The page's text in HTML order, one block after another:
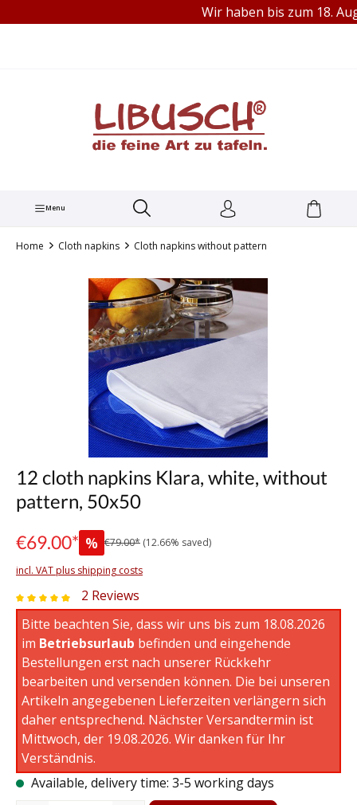
TEL.: +49 251 60656913Wir haben bis zum 18.
Menu
Home Cloth napkins Cloth napkins without pattern
Skip image gallery
12 cloth napkins Klara, white, without
pattern, 50x50
€69.00* % €79.00* (12.66% saved)
incl. VAT plus shipping costs
Average rating of 5 out of 5 stars
2 Reviews
Bitte beachten Sie, dass wir uns bis zum 18.08.2026
im Betriebsurlaub befinden und eingehende
Bestellungen erst nach unserer Rückkehr
bearbeiten und versenden können. Die bei unseren
Artikeln angegebenen Lieferzeiten verlängern sich
daher entsprechend. Nächster Versandtermin ist
Mittwoch, der 19.08.2026. Wir danken für Ihr
Verständnis.
Available, delivery time: 3-5 working days